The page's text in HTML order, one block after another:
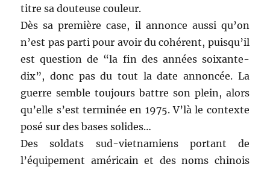
titre sa douteuse couleur.
Dès sa première case, il annonce aussi qu’on
n’est pas parti pour avoir du cohérent, puisqu’il
est question de “la fin des années soixante-
dix”, donc pas du tout la date annoncée. La
guerre semble toujours battre son plein, alors
qu’elle s’est terminée en 1975. V’là le contexte
posé sur des bases solides…
Des soldats sud-vietnamiens portant de
l’équipement américain et des noms chinois